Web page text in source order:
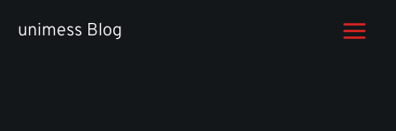
Inhaltunimess Blog